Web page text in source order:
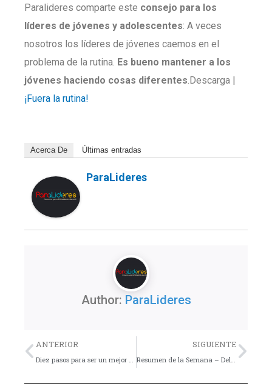
Paralideres comparte este consejo para los
líderes de jóvenes y adolescentes: A veces
nosotros los líderes de jóvenes caemos en el
problema de la rutina. Es bueno mantener a los
jóvenes haciendo cosas diferentes.Descarga |
¡Fuera la rutina!
Acerca De Últimas entradas
ParaLideres
Author: ParaLideres
Previo
ANTERIOR SIGUIENTE